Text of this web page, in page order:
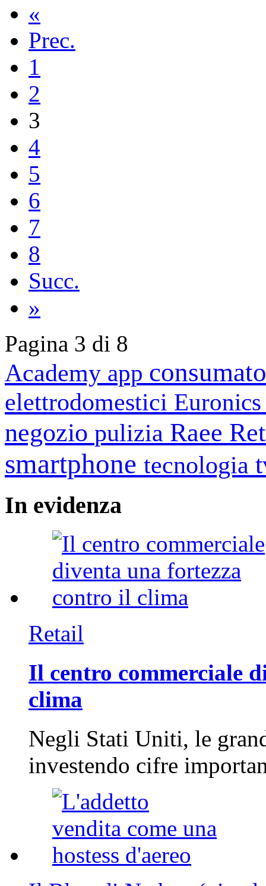
«
Prec.
1
2
3
4
5
6
7
8
Succ.
»
Pagina 3 di 8
Academy app
elettrodomestici
negozio pulizia Raee
smartphone tecnologia
In evidenza
Retail
Il centro commerciale
clima
Negli Stati Uniti, le
investendo cifre